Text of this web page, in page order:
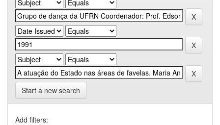
Start a new search
Add filters: